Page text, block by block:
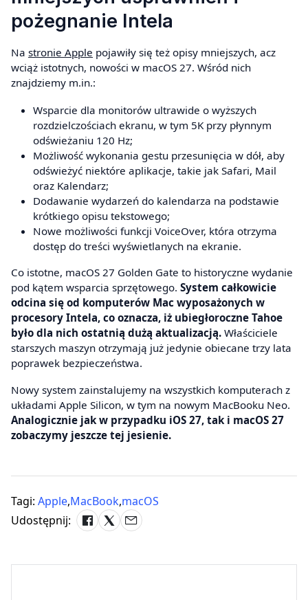
pożegnanie Intela
Na stronie Apple pojawiły się też opisy mniejszych, acz
wciąż istotnych, nowości w macOS 27. Wśród nich
znajdziemy m.in.:
Wsparcie dla monitorów ultrawide o wyższych
rozdzielczościach ekranu, w tym 5K przy płynnym
odświeżaniu 120 Hz;
Możliwość wykonania gestu przesunięcia w dół, aby
odświeżyć niektóre aplikacje, takie jak Safari, Mail
oraz Kalendarz;
Dodawanie wydarzeń do kalendarza na podstawie
krótkiego opisu tekstowego;
Nowe możliwości funkcji VoiceOver, która otrzyma
dostęp do treści wyświetlanych na ekranie.
Co istotne, macOS 27 Golden Gate to historyczne wydanie
pod kątem wsparcia sprzętowego. System całkowicie
odcina się od komputerów Mac wyposażonych w
procesory Intela, co oznacza, iż ubiegłoroczne Tahoe
było dla nich ostatnią dużą aktualizacją. Właściciele
starszych maszyn otrzymają już jedynie obiecane trzy lata
poprawek bezpieczeństwa.
Nowy system zainstalujemy na wszystkich komputerach z
układami Apple Silicon, w tym na nowym MacBooku Neo.
Analogicznie jak w przypadku iOS 27, tak i macOS 27
zobaczymy jeszcze tej jesienie.
Tagi: Apple,MacBook,macOS
Udostępnij: